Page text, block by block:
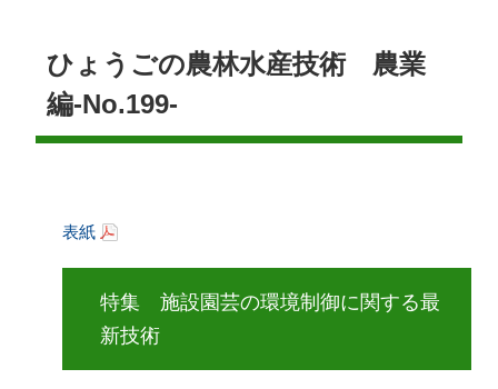
ひょうごの農林水産技術 農業
編-No.199-
表紙
特集 施設園芸の環境制御に関する最
新技術